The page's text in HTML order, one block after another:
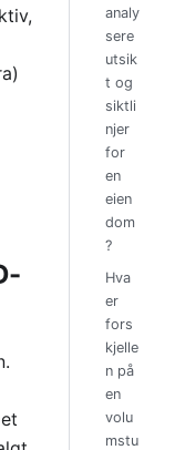
analy
sere
utsik
t og
siktli
njer
for
en
eien
dom
?
Hva
er
fors
kjelle
n på
en
volu
mstu